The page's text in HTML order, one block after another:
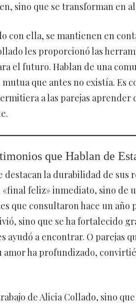
sino que se transforman en
con ella, se mantienen en
les proporcionó las
el futuro. Hablan de una
que antes no existía. Es
a las parejas aprender
que Hablan de
destacan la durabilidad de sus
«final feliz» inmediato, sino de
que consultaron hace un
sino que se ha fortalecido
ayudó a encontrar. O parejas
amor ha profundizado,
de Alicia Collado, sino